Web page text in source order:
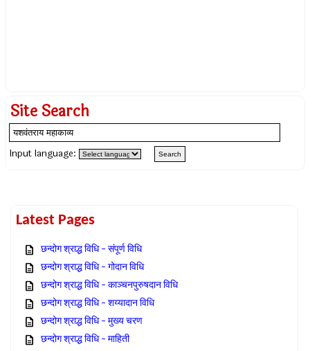
Site Search
Input language:
Latest Pages
छन्दोग श्राद्ध विधि – संपूर्ण विधि
छन्दोग श्राद्ध विधि – गोदान विधि
छन्दोग श्राद्ध विधि – काञ्चनपुरुषदान विधि
छन्दोग श्राद्ध विधि – शय्यादान विधि
छन्दोग श्राद्ध विधि – मुख्य चरण
छन्दोग श्राद्ध विधि – माहिती